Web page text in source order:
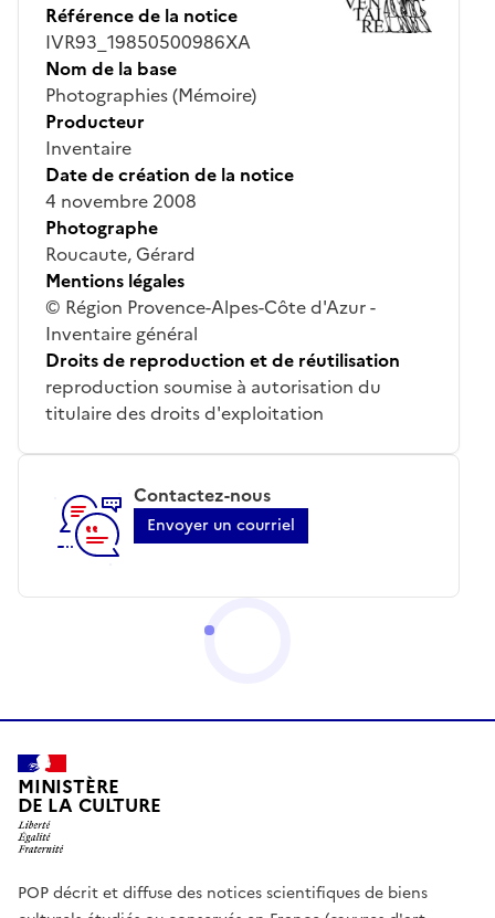
Référence de la notice
IVR93_19850500986XA
Nom de la base
Photographies (Mémoire)
Producteur
Inventaire
Date de création de la notice
4 novembre 2008
Photographe
Roucaute, Gérard
Mentions légales
© Région Provence-Alpes-Côte d'Azur -
Inventaire général
Droits de reproduction et de réutilisation
reproduction soumise à autorisation du
titulaire des droits d'exploitation
Contactez-nous
Envoyer un courriel
MINISTÈRE
DE LA CULTURE
POP décrit et diffuse des notices scientifiques de biens